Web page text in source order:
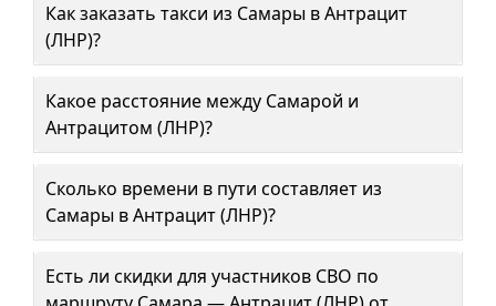
Как заказать такси из Самары в Антрацит
(ЛНР)?
Какое расстояние между Самарой и
Антрацитом (ЛНР)?
Сколько времени в пути составляет из
Самары в Антрацит (ЛНР)?
Есть ли скидки для участников СВО по